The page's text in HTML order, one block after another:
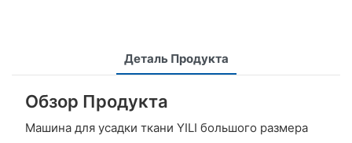
Деталь Продукта
Обзор Продукта
Машина для усадки ткани YILI большого размера